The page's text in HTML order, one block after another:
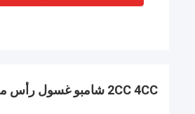
2CC 4CC شامبو غسول رأس مضخة غير انسكاب للعناية الشخصية